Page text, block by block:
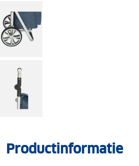
Productinformatie